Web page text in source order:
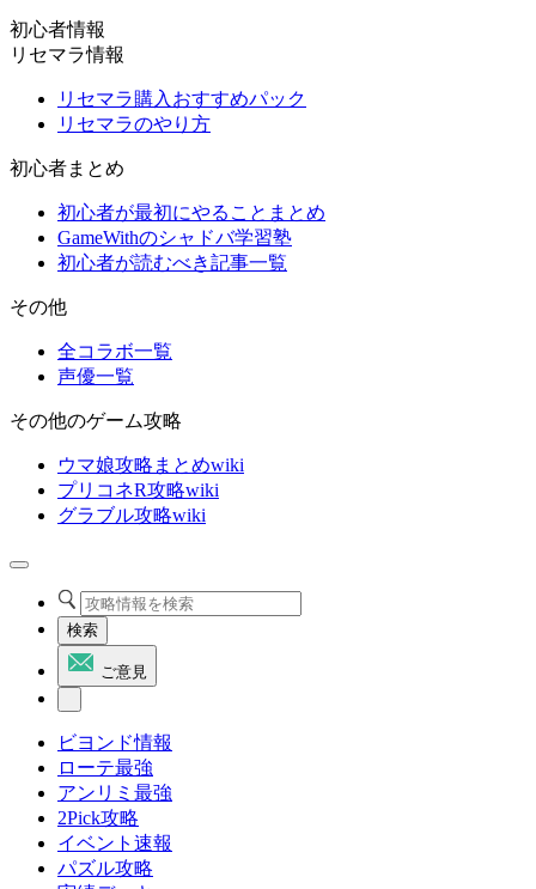
初心者情報
リセマラ情報
リセマラ購入おすすめパック
リセマラのやり方
初心者まとめ
初心者が最初にやることまとめ
GameWithのシャドバ学習塾
初心者が読むべき記事一覧
その他
全コラボ一覧
声優一覧
その他のゲーム攻略
ウマ娘攻略まとめwiki
プリコネR攻略wiki
グラブル攻略wiki
検索
ご意見
ビヨンド情報
ローテ最強
アンリミ最強
2Pick攻略
イベント速報
パズル攻略